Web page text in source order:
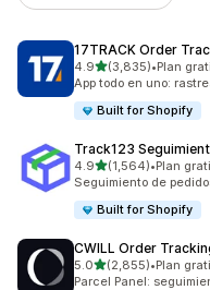
17TRACK Order
4.9de 5 estrellas
(3,835)
3835 reseñas en total
•Plan
App todo en uno:
Built for Shopify
Track123
4.9de 5 estrellas
(1,564)
1564 reseñas en total
•Plan
Seguimiento de
Built for Shopify
CWILL Order
5.0de 5 estrellas
(2,855)
2855 reseñas en total
•Plan
Parcel Panel: